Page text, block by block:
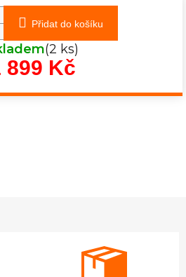
Přidat do košíku
(2 ks)
899 KčMěrná